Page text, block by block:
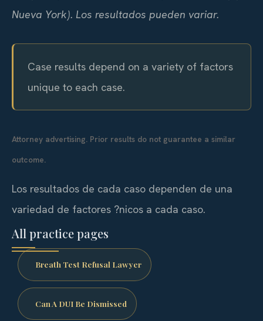
Nueva York). Los resultados pueden variar.
Case results depend on a variety of factors
unique to each case.
Attorney advertising. Prior results do not guarantee a similar
outcome.
Los resultados de cada caso dependen de una
variedad de factores ?nicos a cada caso.
All practice pages
Breath Test Refusal Lawyer
Can A DUI Be Dismissed